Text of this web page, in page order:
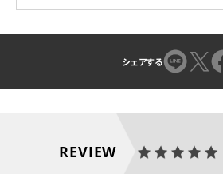
シェアする
REVIEW